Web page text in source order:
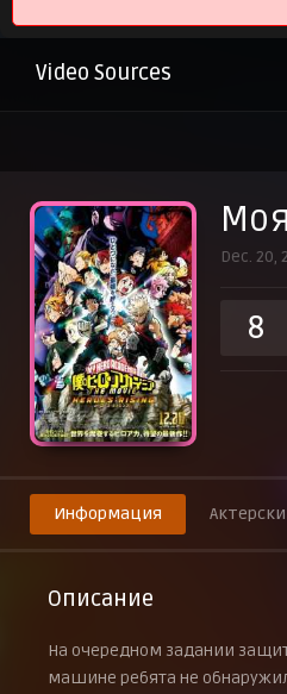
Video Sources
Dec. 20,
8
Информация
Описание
На очередном задании
машине ребята не